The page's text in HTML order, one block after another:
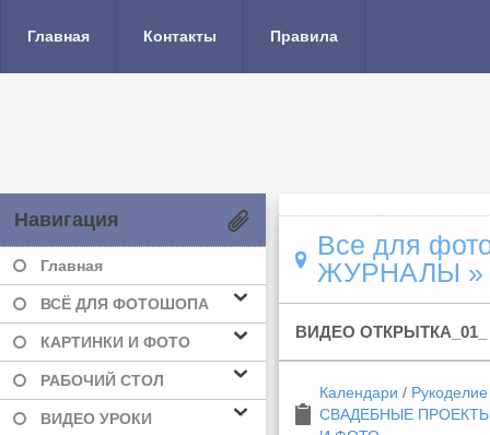
Главная Контакты Правила
Навигация
Главная
ВСЁ ДЛЯ ФОТОШОПА
КАРТИНКИ И ФОТО
РАБОЧИЙ СТОЛ
ВИДЕО УРОКИ
Все для
ЖУРНАЛЫ
ВИДЕО
Календари /
СВАДЕБНЫЕ